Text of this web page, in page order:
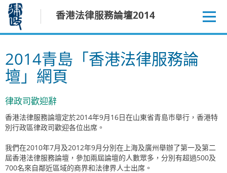
容
香港法律服務論壇2014
2014青島「香港法律服務論
壇」網頁
律政司歡迎辭
香港法律服務論壇定於2014年9月16日在山東省青島巿舉行，香港特
別行政區律政司歡迎各位出席。
我們在2010年7月及2012年9月分別在上海及廣州舉辦了第一及第二
屆香港法律服務論壇，參加兩屆論壇的人數眾多，分別有超過500及
700名來自鄰近區域的商界和法律界人士出席。